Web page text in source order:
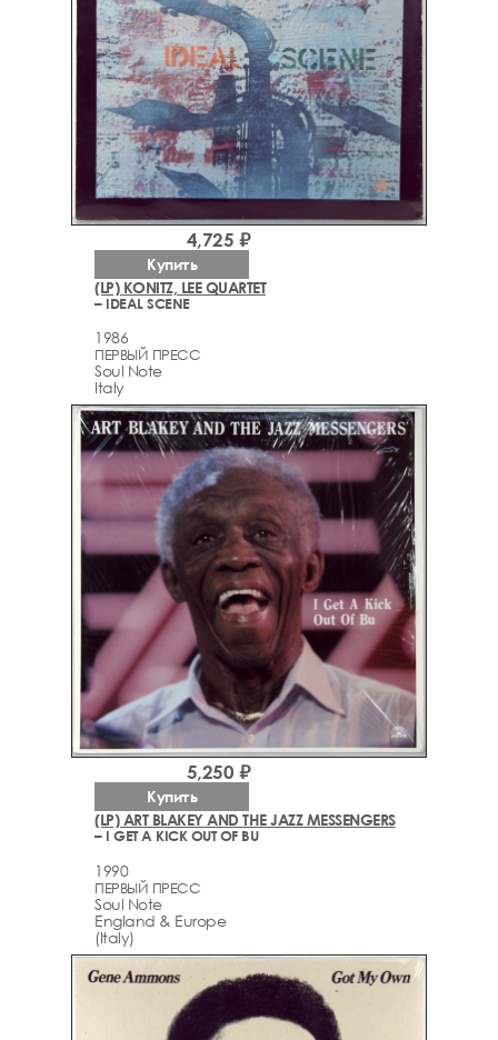
(LP) KONITZ, LEE QUARTET
– IDEAL SCENE
1986
ПЕРВЫЙ ПРЕСС
Soul Note
Italy
4,725 ₽
Купить
(LP) ART BLAKEY AND THE JAZZ MESSENGERS
– I GET A KICK OUT OF BU
1990
ПЕРВЫЙ ПРЕСС
Soul Note
England & Europe
(Italy)
5,250 ₽
Купить